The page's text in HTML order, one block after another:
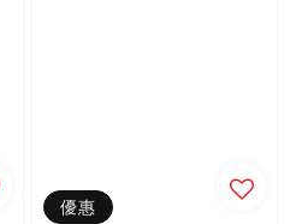
優惠